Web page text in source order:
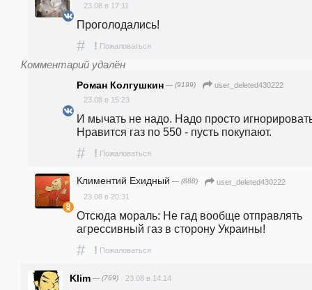
23.08 в 17:11
Проголодались!
# ! Пожаловаться
Комментарий удалён
Роман Колгушкин — (9199)
user_deleted430222
23.08 в 15:23
И мычать не надо. Надо просто
Нравится газ по 550 - пусть покупают.
# ! Пожаловаться
Климентий Ехидный — (888)
user_deleted430222
23.08 в 20:31
Отсюда мораль: Не гад вообще отправлять
агрессивный газ в сторону Украины!
# ! Пожаловаться
Klim — (769) 23.08 в 14:14